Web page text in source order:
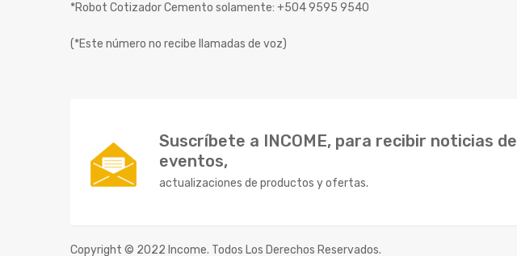
*Robot Cotizador Cemento solamente: +504 9595 9540
(*Este número no recibe llamadas de voz)
Suscríbete a INCOME, para recibir noticias de
eventos,
actualizaciones de productos y ofertas.
Copyright © 2022 Income. Todos Los Derechos Reservados.